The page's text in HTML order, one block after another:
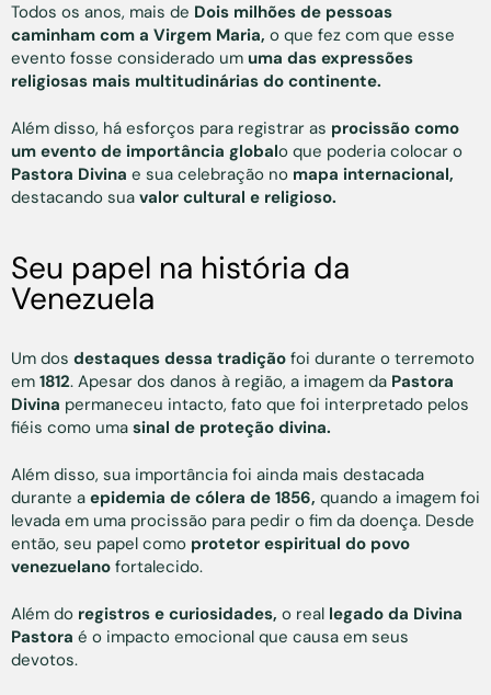
Todos os anos, mais de Dois milhões de pessoas
caminham com a Virgem Maria, o que fez com que esse
evento fosse considerado um uma das expressões
religiosas mais multitudinárias do continente.
Além disso, há esforços para registrar as procissão como
um evento de importância globalo que poderia colocar o
Pastora Divina e sua celebração no mapa internacional,
destacando sua valor cultural e religioso.
Seu papel na história da
Venezuela
Um dos destaques dessa tradição foi durante o terremoto
em 1812. Apesar dos danos à região, a imagem da Pastora
Divina permaneceu intacto, fato que foi interpretado pelos
fiéis como uma sinal de proteção divina.
Além disso, sua importância foi ainda mais destacada
durante a epidemia de cólera de 1856, quando a imagem foi
levada em uma procissão para pedir o fim da doença. Desde
então, seu papel como protetor espiritual do povo
venezuelano fortalecido.
Além do registros e curiosidades, o real legado da Divina
Pastora é o impacto emocional que causa em seus
devotos.